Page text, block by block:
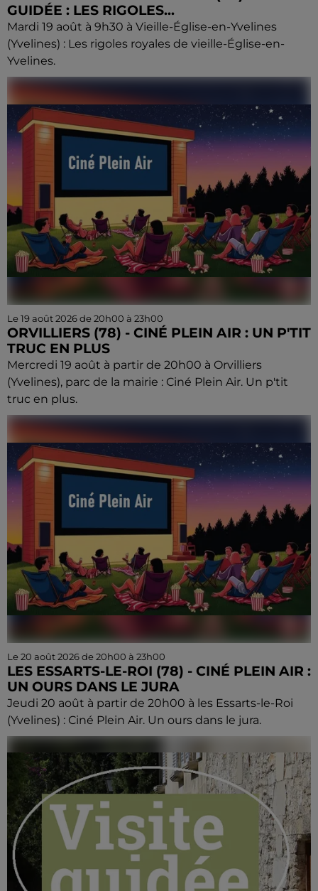
GUIDÉE : LES RIGOLES...
Mardi 19 août à 9h30 à Vieille-Église-en-Yvelines
(Yvelines) : Les rigoles royales de vieille-Église-en-
Yvelines.
Le 19 août 2026 de 20h00 à 23h00
ORVILLIERS (78) - CINÉ PLEIN AIR : UN P'TIT
TRUC EN PLUS
Mercredi 19 août à partir de 20h00 à Orvilliers
(Yvelines), parc de la mairie : Ciné Plein Air. Un p'tit
truc en plus.
Le 20 août 2026 de 20h00 à 23h00
LES ESSARTS-LE-ROI (78) - CINÉ PLEIN AIR :
UN OURS DANS LE JURA
Jeudi 20 août à partir de 20h00 à les Essarts-le-Roi
(Yvelines) : Ciné Plein Air. Un ours dans le jura.